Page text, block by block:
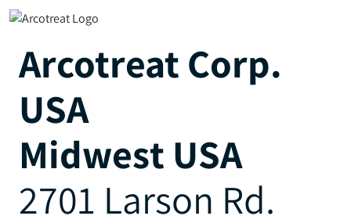
Arcotreat Corp.
USA
Midwest USA
2701 Larson Rd.